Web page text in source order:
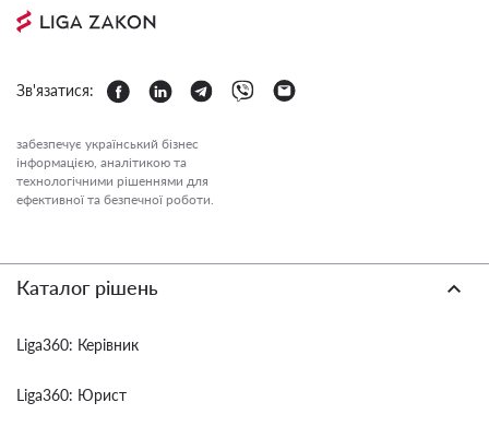
Зв'язатися:
забезпечує український бізнес
інформацією, аналітикою та
технологічними рішеннями для
ефективної та безпечної роботи.
Каталог рішень
Liga360: Керівник
Liga360: Юрист